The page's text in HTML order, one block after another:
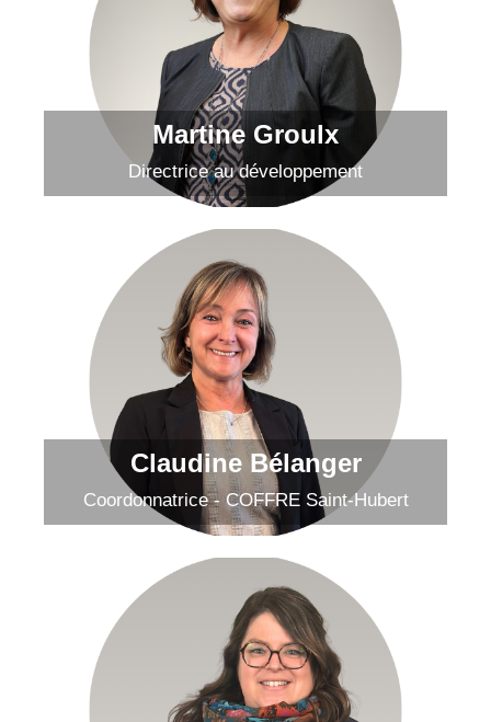
Martine Groulx
Directrice au développement
Martine Groulx
Envoyer un courriel
Claudine Bélanger
Coordonnatrice - COFFRE Saint-Hubert
Claudine Bélanger
Envoyer un courriel
Martine St-Jean